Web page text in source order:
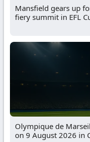
Mansfield gears up
fiery summit in EFL
Olympique de
on 9 August 2026 in